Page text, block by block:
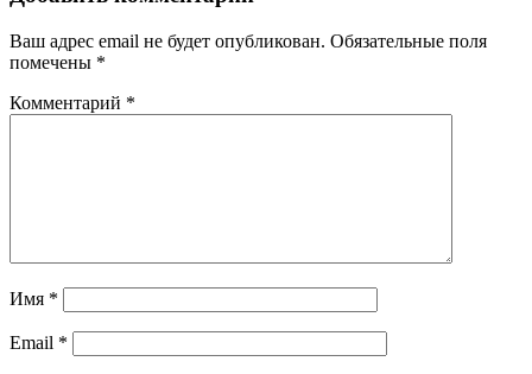
Ваш адрес email не будет опубликован. Обязательные поля
помечены *
Комментарий *
Имя *
Email *